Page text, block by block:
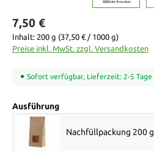
7,50 €
Inhalt: 200 g (37,50 € / 1000 g)
Preise inkl. MwSt. zzgl. Versandkosten
Sofort verfügbar, Lieferzeit: 2-5 Tage
Ausführungauswählen
Nachfüllpackung 200 g